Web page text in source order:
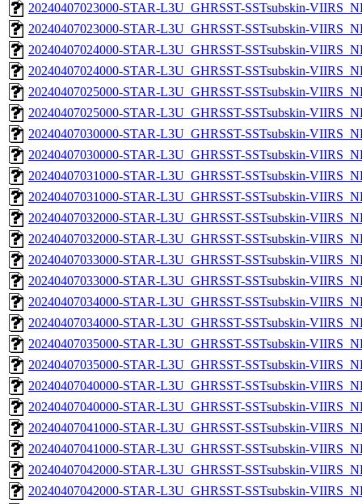
20240407023000-STAR-L3U_GHRSST-SSTsubskin-
20240407023000-STAR-L3U_GHRSST-SSTsubskin-
20240407024000-STAR-L3U_GHRSST-SSTsubskin-
20240407024000-STAR-L3U_GHRSST-SSTsubskin-
20240407025000-STAR-L3U_GHRSST-SSTsubskin-
20240407025000-STAR-L3U_GHRSST-SSTsubskin-
20240407030000-STAR-L3U_GHRSST-SSTsubskin-
20240407030000-STAR-L3U_GHRSST-SSTsubskin-
20240407031000-STAR-L3U_GHRSST-SSTsubskin-
20240407031000-STAR-L3U_GHRSST-SSTsubskin-
20240407032000-STAR-L3U_GHRSST-SSTsubskin-
20240407032000-STAR-L3U_GHRSST-SSTsubskin-
20240407033000-STAR-L3U_GHRSST-SSTsubskin-
20240407033000-STAR-L3U_GHRSST-SSTsubskin-
20240407034000-STAR-L3U_GHRSST-SSTsubskin-
20240407034000-STAR-L3U_GHRSST-SSTsubskin-
20240407035000-STAR-L3U_GHRSST-SSTsubskin-
20240407035000-STAR-L3U_GHRSST-SSTsubskin-
20240407040000-STAR-L3U_GHRSST-SSTsubskin-
20240407040000-STAR-L3U_GHRSST-SSTsubskin-
20240407041000-STAR-L3U_GHRSST-SSTsubskin-
20240407041000-STAR-L3U_GHRSST-SSTsubskin-
20240407042000-STAR-L3U_GHRSST-SSTsubskin-
20240407042000-STAR-L3U_GHRSST-SSTsubskin-